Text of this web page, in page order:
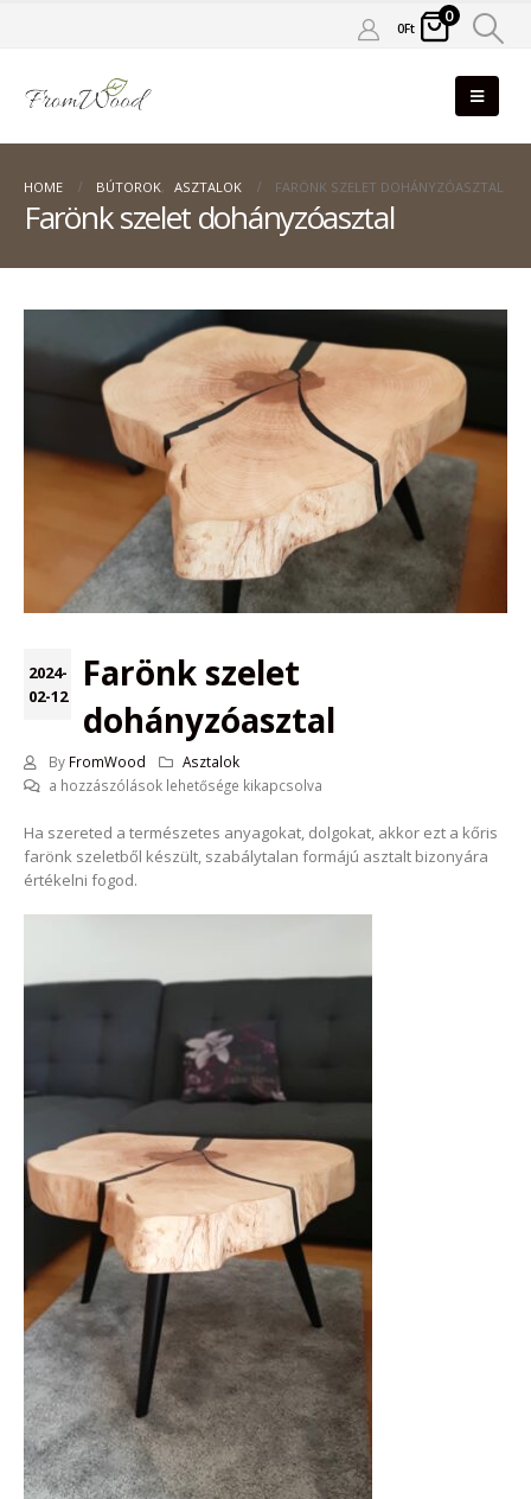
0Ft
0
HOME BÚTOROK, ASZTALOK FARÖNK SZELET DOHÁNYZÓASZTAL
Farönk szelet dohányzóasztal
2024-
02-12
Farönk szelet
dohányzóasztal
By FromWood
Asztalok
Farönk
dohányzóasztal
bejegyzéshez
a hozzászólások lehetősége kikapcsolva
Ha szereted a természetes anyagokat, dolgokat, akkor ezt a kőris
farönk szeletből készült, szabálytalan formájú asztalt bizonyára
értékelni fogod.